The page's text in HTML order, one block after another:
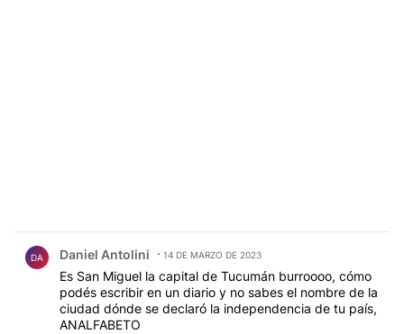
DA Daniel Antolini 14 DE MARZO DE 2023
Es San Miguel la capital de Tucumán burroooo, cómo
podés escribir en un diario y no sabes el nombre de la
ciudad dónde se declaró la independencia de tu país,
ANALFABETO